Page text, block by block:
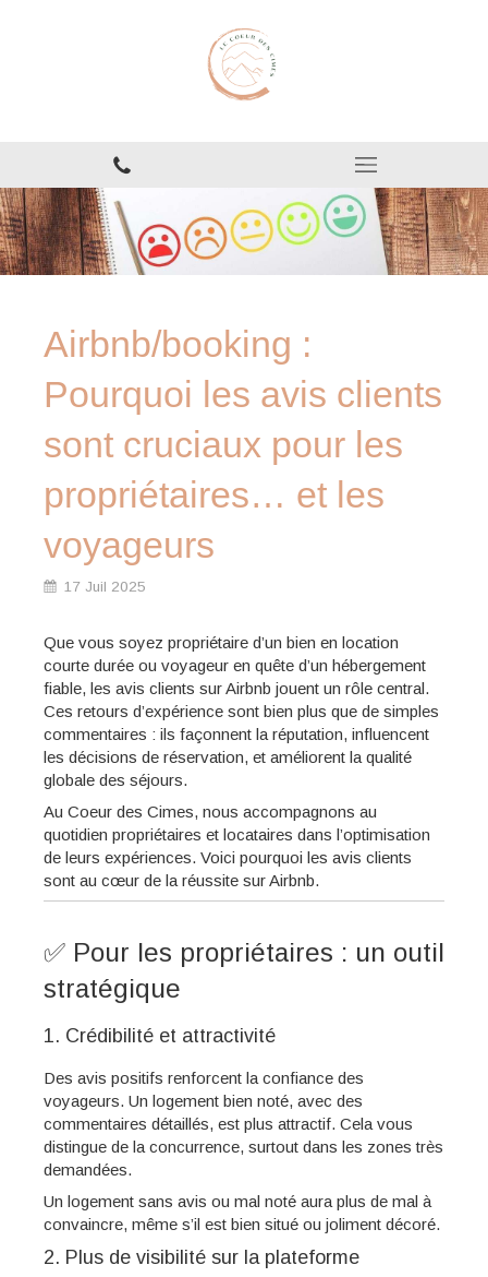
Airbnb/booking :
Pourquoi les avis clients
sont cruciaux pour les
propriétaires… et les
voyageurs
17 Juil 2025
Que vous soyez propriétaire d’un bien en location
courte durée ou voyageur en quête d’un hébergement
fiable, les avis clients sur Airbnb jouent un rôle central.
Ces retours d’expérience sont bien plus que de simples
commentaires : ils façonnent la réputation, influencent
les décisions de réservation, et améliorent la qualité
globale des séjours.
Au Coeur des Cimes, nous accompagnons au
quotidien propriétaires et locataires dans l’optimisation
de leurs expériences. Voici pourquoi les avis clients
sont au cœur de la réussite sur Airbnb.
✅ Pour les propriétaires : un outil
stratégique
1. Crédibilité et attractivité
Des avis positifs renforcent la confiance des
voyageurs. Un logement bien noté, avec des
commentaires détaillés, est plus attractif. Cela vous
distingue de la concurrence, surtout dans les zones très
demandées.
Un logement sans avis ou mal noté aura plus de mal à
convaincre, même s’il est bien situé ou joliment décoré.
2. Plus de visibilité sur la plateforme